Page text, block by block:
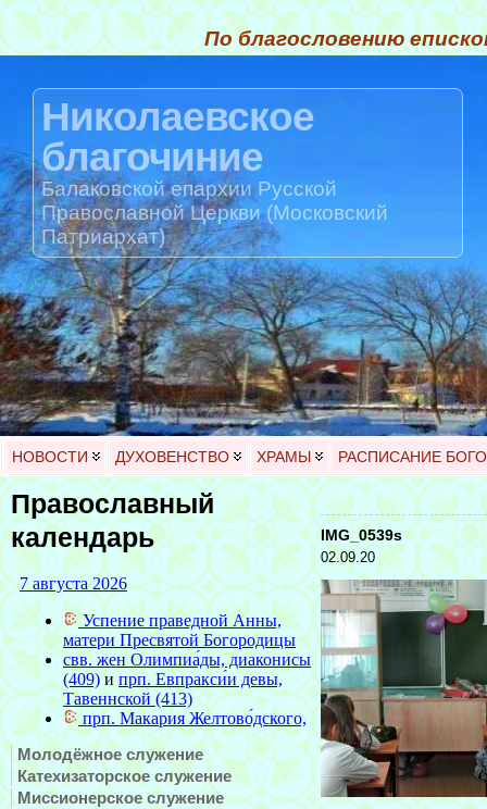
По благословению
Николаевское
благочиние
Балаковской епархии Русской
Православной Церкви (Московский
Патриархат)
НОВОСТИ ДУХОВЕНСТВО ХРАМЫ РАСПИСАНИЕ
Православный
календарь
Молодёжное служение
Катехизаторское служение
Миссионерское служение
IMG_0539s
02.09.20